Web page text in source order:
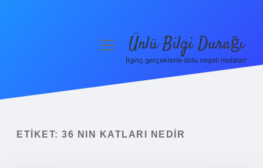
Yasal Uyarı
menüyüÜnlü Bilgi Durağı
İlginç gerçeklerle dolu neşeli molalar!
ETIKET: 36 NIN KATLARI NEDIR